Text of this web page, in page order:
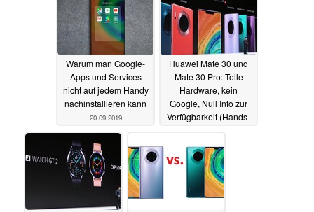
Warum man Google-
Apps und Services
nicht auf jedem Handy
nachinstallieren kann
20.09.2019
Huawei Mate 30 und
Mate 30 Pro: Tolle
Hardware, kein
Google, Null Info zur
Verfügbarkeit (Hands-